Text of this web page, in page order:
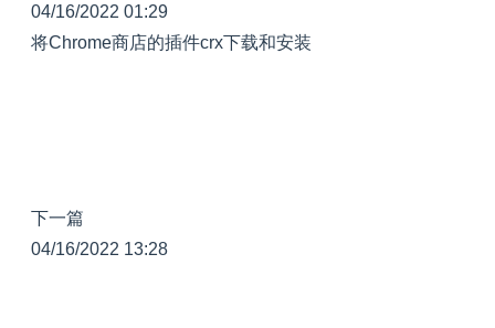
04/16/2022 01:29
将Chrome商店的插件crx下载和安装
下一篇
04/16/2022 13:28